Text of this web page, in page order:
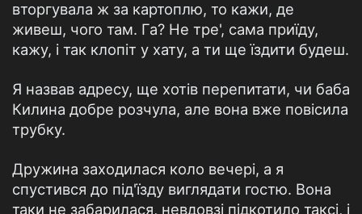
вторгувала ж за картоплю, то кажи, де
живеш, чого там. Га? Не тре', сама приїду,
кажу, і так клопіт у хату, а ти ще їздити будеш.
Я назвав адресу, ще хотів перепитати, чи баба
Килина добре розчула, але вона вже повісила
трубку.
Дружина заходилася коло вечері, а я
спустився до під'їзду виглядати гостю. Вона
таки не забарилася, невдовзі підкотило таксі, і